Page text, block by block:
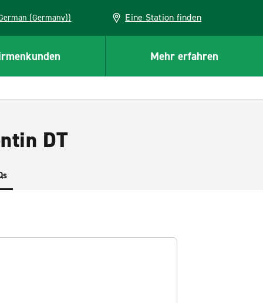
(German (Germany)) Eine Station finden
Mehr erfahren
DT